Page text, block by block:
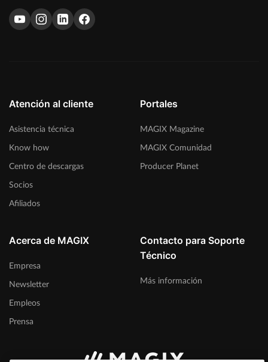
Atención al cliente
Asistencia técnica
Know how
Centro de descargas
Socios
Afiliados
Portales
MAGIX Magazine
MAGIX Comunidad
Producer Planet
Acerca de MAGIX
Empresa
Newsletter
Empleos
Prensa
Contacto para Soporte
Técnico
Más información